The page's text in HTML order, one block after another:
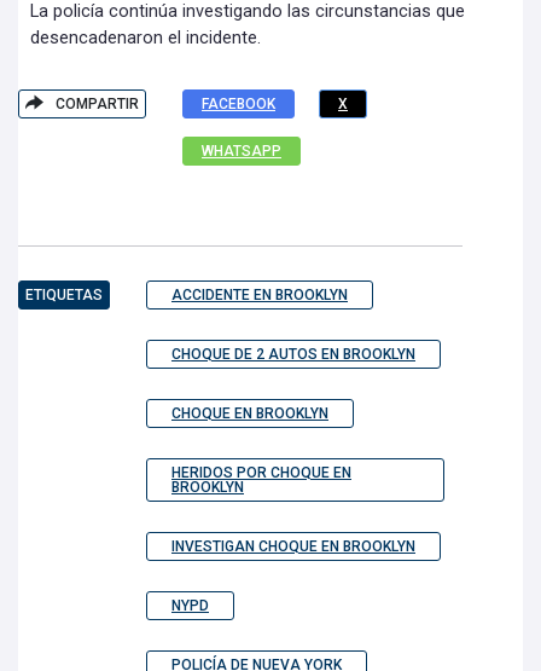
La policía continúa investigando las circunstancias que
desencadenaron el incidente.
COMPARTIR FACEBOOK X
WHATSAPP
ETIQUETAS ACCIDENTE EN BROOKLYN
CHOQUE DE 2 AUTOS EN BROOKLYN
CHOQUE EN BROOKLYN
HERIDOS POR CHOQUE EN
BROOKLYN
INVESTIGAN CHOQUE EN BROOKLYN
NYPD
POLICÍA DE NUEVA YORK